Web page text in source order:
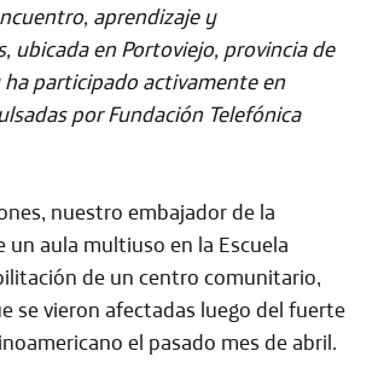
aprendizaje y
ubicada en Portoviejo, provincia de
participado activamente en
por Fundación Telefónica
nuestro embajador de la
un aula multiuso en la Escuela
de un centro comunitario,
se vieron afectadas luego del fuerte
el pasado mes de abril.